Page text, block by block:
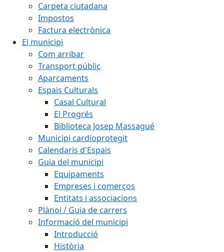
Carpeta ciutadana
Impostos
Factura electrònica
El municipi
Com arribar
Transport públic
Aparcaments
Espais Culturals
Casal Cultural
El Progrés
Biblioteca Josep Massagué
Municipi cardioprotegit
Calendaris d'Espais
Guia del municipi
Equipaments
Empreses i comerços
Entitats i associacions
Plànol / Guia de carrers
Informació del municipi
Introducció
Història